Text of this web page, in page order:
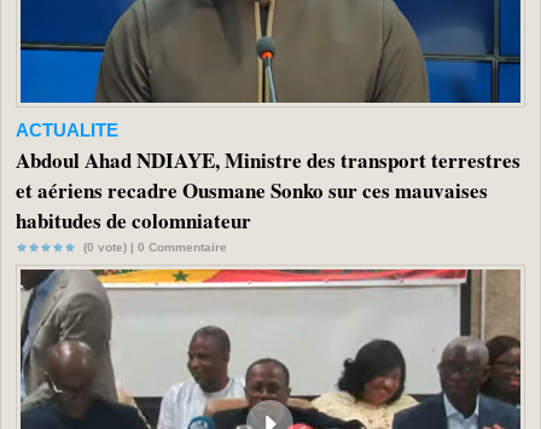
ACTUALITE
Abdoul Ahad NDIAYE, Ministre des transport terrestres
et aériens recadre Ousmane Sonko sur ces mauvaises
habitudes de colomniateur
(0 vote) | 0 Commentaire